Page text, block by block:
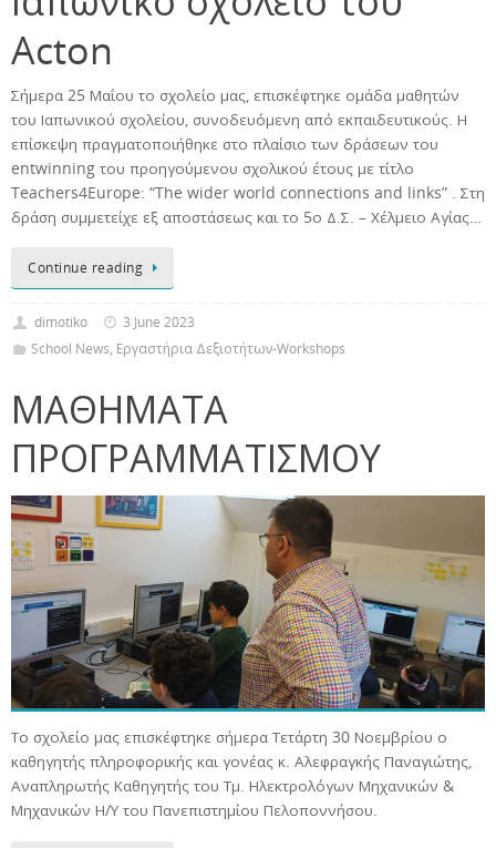
Acton
Σήμερα 25 Μαΐου το σχολείο μας, επισκέφτηκε ομάδα μαθητών
του Ιαπωνικού σχολείου, συνοδευόμενη από εκπαιδευτικούς. Η
επίσκεψη πραγματοποιήθηκε στο πλαίσιο των δράσεων του
entwinning του προηγούμενου σχολικού έτους με τίτλο
Teachers4Europe: “The wider world connections and links” . Στη
δράση συμμετείχε εξ αποστάσεως και το 5ο Δ.Σ. – Χέλμειο Αγίας…
Continue reading
dimotiko
3 June 2023
School News, Εργαστήρια Δεξιοτήτων-Workshops
ΜΑΘΗΜΑΤΑ
ΠΡΟΓΡΑΜΜΑΤΙΣΜΟΥ
Το σχολείο μας επισκέφτηκε σήμερα Τετάρτη 30 Νοεμβρίου ο
καθηγητής πληροφορικής και γονέας κ. Αλεφραγκής Παναγιώτης,
Αναπληρωτής Καθηγητής του Τμ. Ηλεκτρολόγων Μηχανικών &
Μηχανικών Η/Υ του Πανεπιστημίου Πελοποννήσου.